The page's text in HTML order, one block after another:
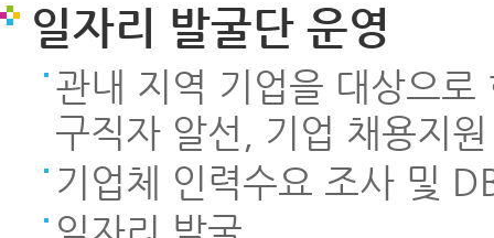
일자리 발굴단 운영
관내 지역 기업을 대상으
구직자 알선, 기업 채용지
기업체 인력수요 조사 및